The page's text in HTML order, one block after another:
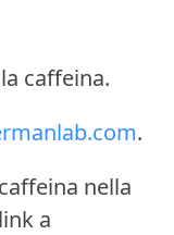
caffeina.
.
nella
a